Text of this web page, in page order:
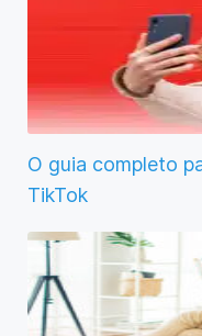
O guia completo
TikTok